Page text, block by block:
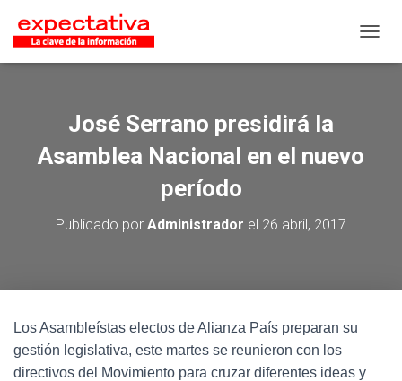
José Serrano presidirá la
Asamblea Nacional en el nuevo
período
Publicado por Administrador el 26 abril, 2017
Los Asambleístas electos de Alianza País preparan su
gestión legislativa, este martes se reunieron con los
directivos del Movimiento para cruzar diferentes ideas y